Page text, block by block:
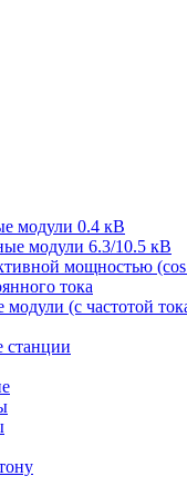
модули 0.4 кВ
модули 6.3/10.5 кВ
мощностью
тока
(с частотой
станции